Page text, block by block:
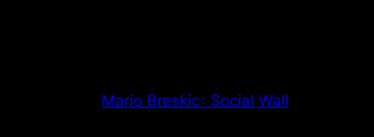
Mario Breskic : Social Wall